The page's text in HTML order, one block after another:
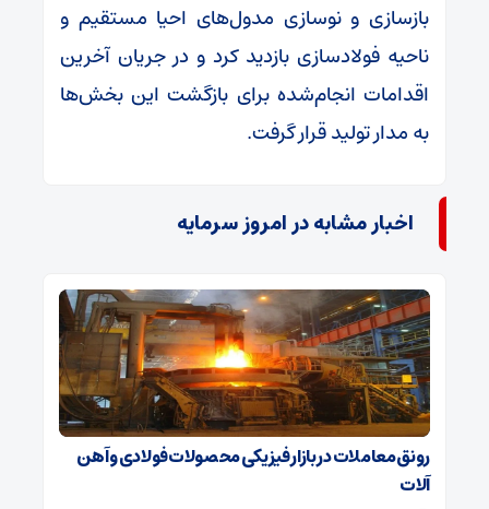
بازسازی و نوسازی مدول‌های احیا مستقیم و
ناحیه فولادسازی بازدید کرد و در جریان آخرین
اقدامات انجام‌شده برای بازگشت این بخش‌ها
به مدار تولید قرار گرفت.
اخبار مشابه در امروز سرمایه
رونق معاملات در بازار فیزیکی محصولات فولادی و آهن
آلات